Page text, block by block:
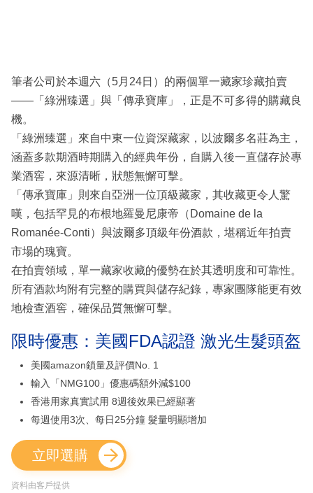
筆者公司於本週六（5月24日）的兩個單一藏家珍藏拍賣
——「綠洲臻選」與「傳承寶庫」，正是不可多得的購藏良
機。
「綠洲臻選」來自中東一位資深藏家，以波爾多名莊為主，
涵蓋多款期酒時期購入的經典年份，自購入後一直儲存於專
業酒窖，來源清晰，狀態無懈可擊。
「傳承寶庫」則來自亞洲一位頂級藏家，其收藏更令人驚
嘆，包括罕見的布根地羅曼尼康帝（Domaine de la
Romanée-Conti）與波爾多頂級年份酒款，堪稱近年拍賣
市場的瑰寶。
在拍賣領域，單一藏家收藏的優勢在於其透明度和可靠性。
所有酒款均附有完整的購買與儲存紀錄，專家團隊能更有效
地檢查酒窖，確保品質無懈可擊。
限時優惠：美國FDA認證 激光生髮頭盔
美國amazon鎖量及評價No. 1
輸入「NMG100」優惠碼額外減$100
香港用家真實試用 8週後效果已經顯著
每週使用3次、每日25分鐘 髮量明顯增加
立即選購
資料由客戶提供